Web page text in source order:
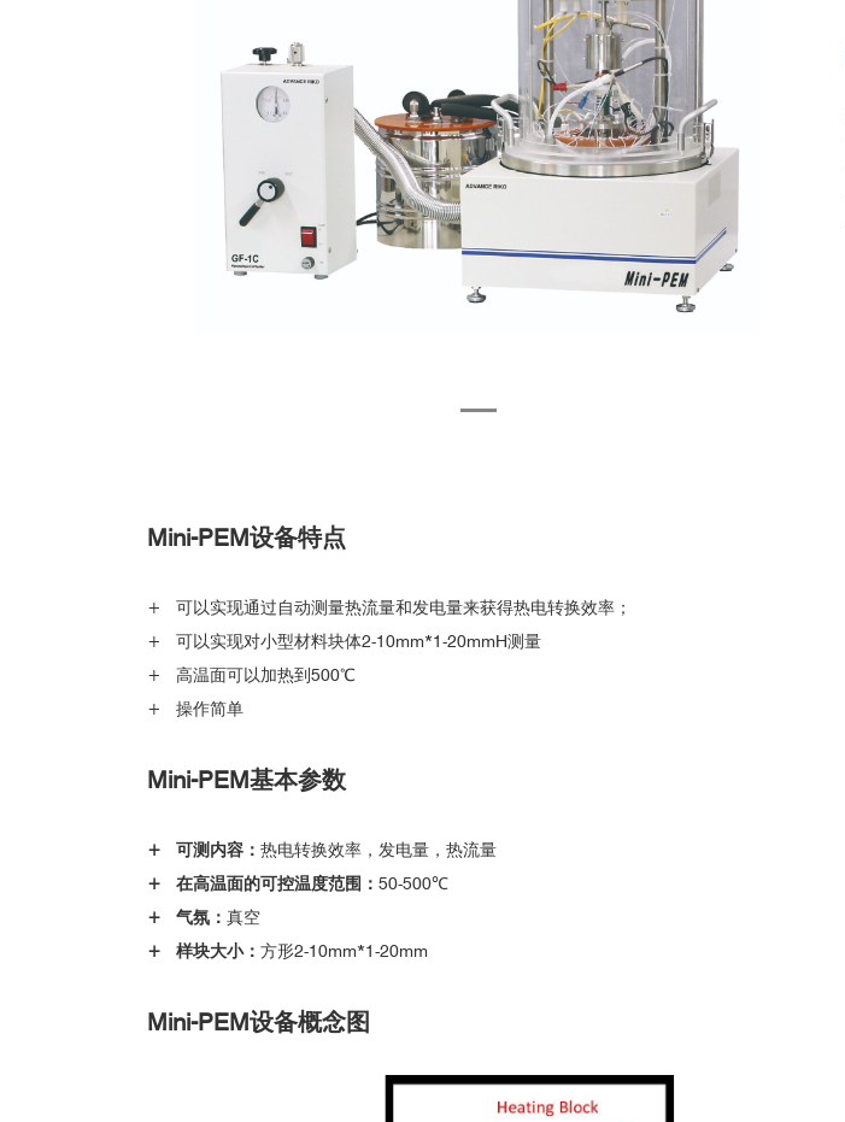
Mini-PEM设备特点
+ 可以实现通过自动测量热流量和发电量来获得热电转换效率；
+ 可以实现对小型材料块体2-10mm*1-20mmH测量
+ 高温面可以加热到500℃
+ 操作简单
Mini-PEM基本参数
+ 可测内容： 热电转换效率，发电量，热流量
+ 在高温面的可控温度范围： 50-500℃
+ 气氛： 真空
+ 样块大小： 方形2-10mm*1-20mm
Mini-PEM设备概念图